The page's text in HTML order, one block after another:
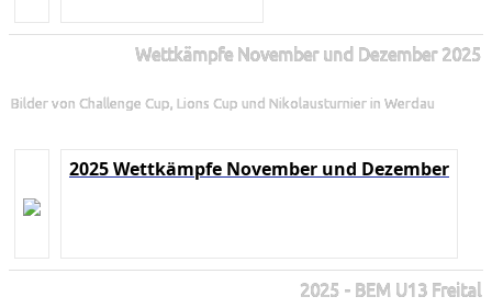
Wettkämpfe November und Dezember 2025
Bilder von Challenge Cup, Lions Cup und Nikolausturnier in Werdau
2025 Wettkämpfe November und Dezember
2025 - BEM U13 Freital